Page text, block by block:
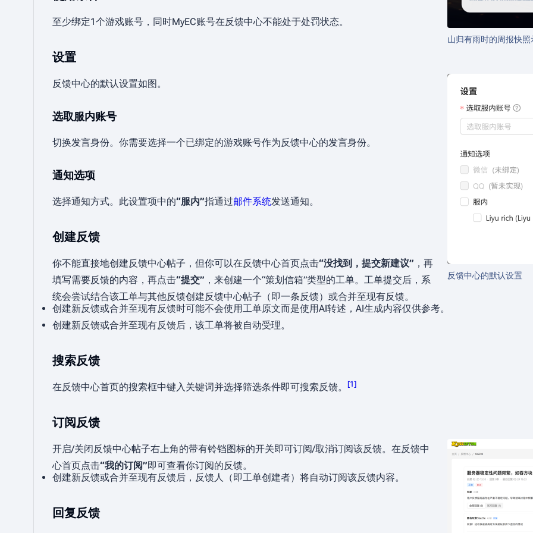
山归有雨时的周报快照
至少绑定1个游戏账号，同时MyEC账号在反馈中心不能处于处罚状态。
设置
反馈中心的默认设置
反馈中心的默认设置如图。
选取服内账号
切换发言身份。你需要选择一个已绑定的游戏账号作为反馈中心的发言身份。
通知选项
选择通知方式。此设置项中的“服内”指通过邮件系统发送通知。
创建反馈
你不能直接地创建反馈中心帖子，但你可以在反馈中心首页点击“没找到，提交新建议” ，再
填写需要反馈的内容，再点击“提交” ，来创建一个“策划信箱”类型的工单。工单提交后，系
统会尝试结合该工单与其他反馈创建反馈中心帖子（即一条反馈）或合并至现有反馈。
创建新反馈或合并至现有反馈时可能不会使用工单原文而是使用AI转述，AI生成内容仅供参考。
创建新反馈或合并至现有反馈后，该工单将被自动受理。
搜索反馈
在反馈中心首页的搜索框中键入关键词并选择筛选条件即可搜索反馈。 [1]
订阅反馈
开启/关闭反馈中心帖子右上角的带有铃铛图标的开关即可订阅/取消订阅该反馈。在反馈中
心首页点击“我的订阅”即可查看你订阅的反馈。
创建新反馈或合并至现有反馈后，反馈人（即工单创建者）将自动订阅该反馈内容。
回复反馈